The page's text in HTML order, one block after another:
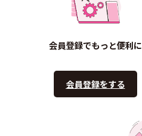
会員登録でもっと便利に
会員登録をする